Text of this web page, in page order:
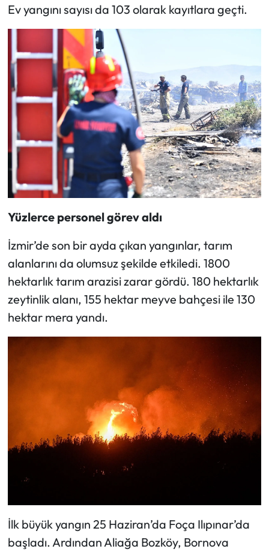
Ev yangını sayısı da 103 olarak kayıtlara geçti.
Yüzlerce personel görev aldı
İzmir’de son bir ayda çıkan yangınlar, tarım
alanlarını da olumsuz şekilde etkiledi. 1800
hektarlık tarım arazisi zarar gördü. 180 hektarlık
zeytinlik alanı, 155 hektar meyve bahçesi ile 130
hektar mera yandı.
İlk büyük yangın 25 Haziran’da Foça Ilıpınar’da
başladı. Ardından Aliağa Bozköy, Bornova